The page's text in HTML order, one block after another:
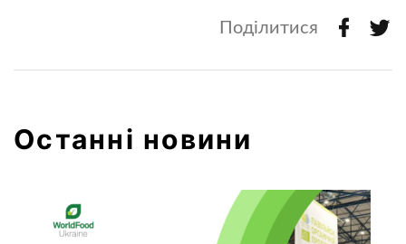
Поділитися
Останні новини